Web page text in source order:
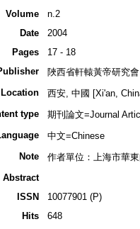
Volume
n.2
Date
2004
Pages
17 - 18
陜西省軒轅黃帝研究會
Location
西安, 中國 [Xi'an,
type
期刊論文=Journal
中文=Chinese
Note
作者單位：上海市華
Abstract
ISSN
10077901 (P)
Hits
648